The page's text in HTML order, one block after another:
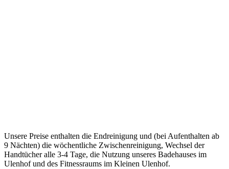
Unsere Preise enthalten die Endreinigung und (bei Aufenthalten ab
9 Nächten) die wöchentliche Zwischenreinigung, Wechsel der
Handtücher alle 3-4 Tage, die Nutzung unseres Badehauses im
Ulenhof und des Fitnessraums im Kleinen Ulenhof.